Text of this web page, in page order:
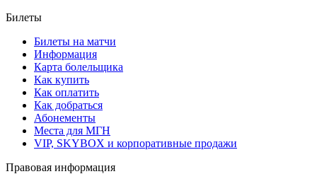
Билеты
Билеты на матчи
Информация
Карта болельщика
Как купить
Как оплатить
Как добраться
Абонементы
Места для МГН
VIP, SKYBOX и корпоративные продажи
Правовая информация